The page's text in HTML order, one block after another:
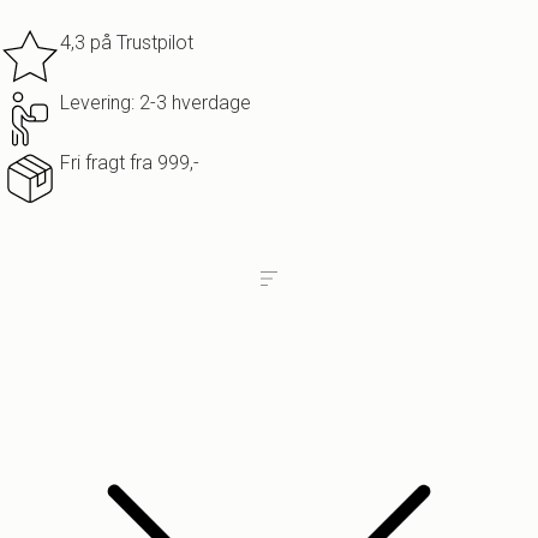
4,3 på Trustpilot
Levering: 2-3 hverdage
Fri fragt fra 999,-